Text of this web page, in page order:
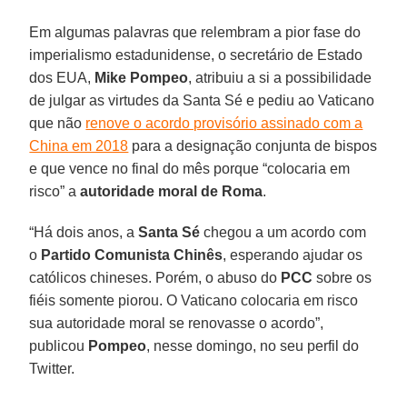
Em algumas palavras que relembram a pior fase do
imperialismo estadunidense, o secretário de Estado
dos EUA, Mike Pompeo, atribuiu a si a possibilidade
de julgar as virtudes da Santa Sé e pediu ao Vaticano
que não renove o acordo provisório assinado com a
China em 2018 para a designação conjunta de bispos
e que vence no final do mês porque “colocaria em
risco” aautoridade moral de Roma.
“Há dois anos, aSanta Sé chegou a um acordo com
o Partido Comunista Chinês, esperando ajudar os
católicos chineses. Porém, o abuso do PCC sobre os
fiéis somente piorou. O Vaticano colocaria em risco
sua autoridade moral se renovasse o acordo”,
publicou Pompeo, nesse domingo, no seu perfil do
Twitter.